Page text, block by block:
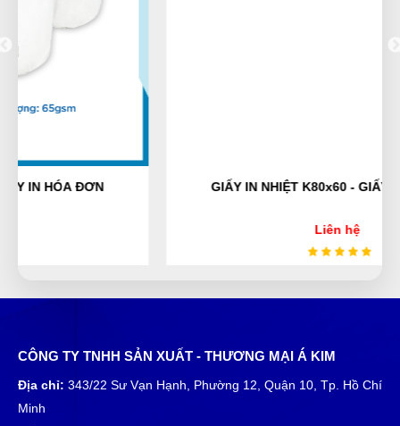
đóng gói rất gọn và đẹp,có hướng dẫn sử dụng rõ ràng.
NN
Như Ý Nguyễn
giá cả phải chăng, đáng để trãi nghiệm
TH
Tô Hóa
GIẤY IN NHIỆT K80x60 - GIẤY IN HÓA ĐƠN
CÔNG TY TNHH SẢN XUẤT - THƯƠNG MẠI Á KIM
Địa chỉ: 343/22 Sư Vạn Hạnh, Phường 12, Quận 10, Tp. Hồ Chí
Minh